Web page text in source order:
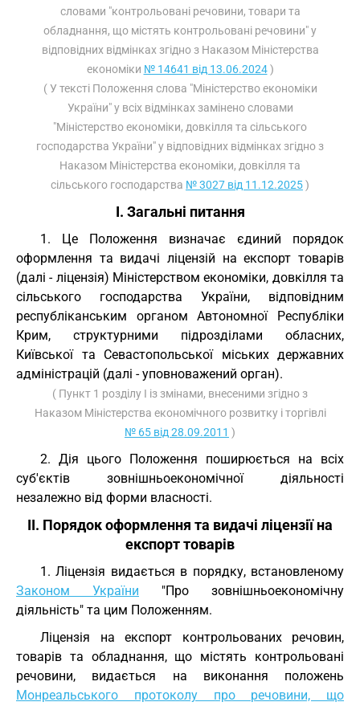
словами "контрольовані речовини, товари та
обладнання, що містять контрольовані речовини" у
відповідних відмінках згідно з Наказом Міністерства
економіки № 14641 від 13.06.2024)
( У тексті Положення слова "Міністерство економіки
України" у всіх відмінках замінено словами
"Міністерство економіки, довкілля та сільського
господарства України" у відповідних відмінках згідно з
Наказом Міністерства економіки, довкілля та
сільського господарства № 3027 від 11.12.2025)
I. Загальні питання
1. Це Положення визначає єдиний порядок
оформлення та видачі ліцензій на експорт товарів
(далі - ліцензія) Міністерством економіки, довкілля та
сільського господарства України, відповідним
республіканським органом Автономної Республіки
Крим, структурними підрозділами обласних,
Київської та Севастопольської міських державних
адміністрацій (далі - уповноважений орган).
( Пункт 1 розділу I із змінами, внесеними згідно з
Наказом Міністерства економічного розвитку і торгівлі
№ 65 від 28.09.2011 )
2. Дія цього Положення поширюється на всіх
суб'єктів зовнішньоекономічної діяльності
незалежно від форми власності.
II. Порядок оформлення та видачі ліцензії на
експорт товарів
1. Ліцензія видається в порядку, встановленому
Законом України "Про зовнішньоекономічну
діяльність" та цим Положенням.
Ліцензія на експорт контрольованих речовин,
товарів та обладнання, що містять контрольовані
речовини, видається на виконання положень
Монреальського протоколу про речовини, що